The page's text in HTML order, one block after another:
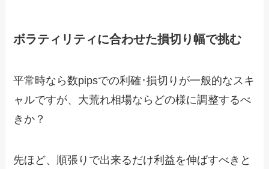
ボラティリティに合わせた損切り幅で挑む
平常時なら数pipsでの利確･損切りが一般的なスキ
ャルですが、大荒れ相場ならどの様に調整するべ
きか？
先ほど、順張りで出来るだけ利益を伸ばすべきと